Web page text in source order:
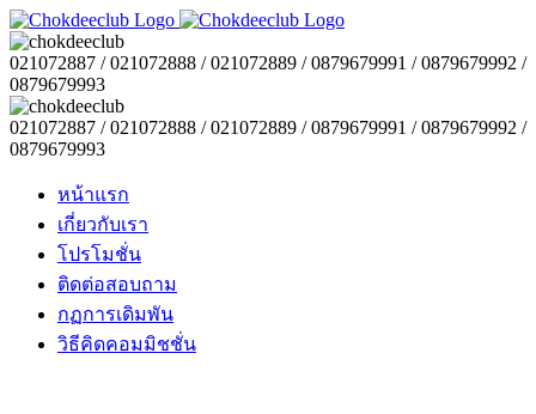
021072887 / 021072888 / 021072889 / 0879679991 / 0879679992 /
0879679993
021072887 / 021072888 / 021072889 / 0879679991 / 0879679992 /
0879679993
หน้าแรก
เกี่ยวกับเรา
โปรโมชั่น
ติดต่อสอบถาม
กฏการเดิมพัน
วิธีคิดคอมมิชชั่น